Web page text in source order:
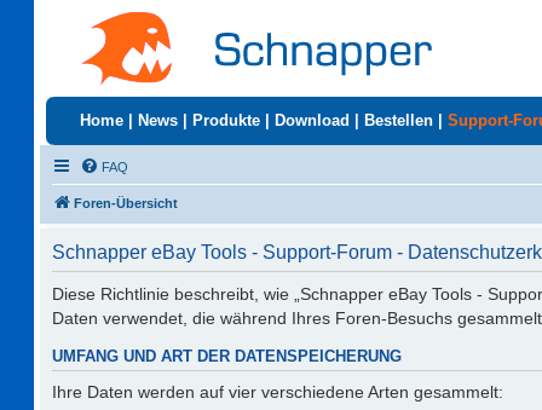
Home News Produkte Download Bestellen Support-
FAQ
Foren-Übersicht
Schnapper eBay Tools - Support-Forum -
Diese Richtlinie beschreibt, wie „Schnapper eBay Tools -
Daten verwendet, die während Ihres Foren-Besuchs
UMFANG UND ART DER DATENSPEICHERUNG
Ihre Daten werden auf vier verschiedene Arten gesammelt: